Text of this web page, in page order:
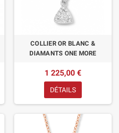
COLLIER OR BLANC &
DIAMANTS ONE MORE
1 225,00 €
DÉTAILS